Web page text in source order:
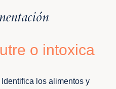
o intoxica
los alimentos y